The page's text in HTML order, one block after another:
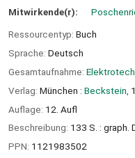
Mitwirkende(r):
Ressourcentyp: Buch
Sprache: Deutsch
Gesamtaufnahme:
Verlag: München : Beckstein,
Auflage: 12. Aufl
Beschreibung: 133 S. : graph.
PPN: 1121983502